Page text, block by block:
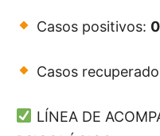
Casos positivos: 0
Casos
LÍNEA DE